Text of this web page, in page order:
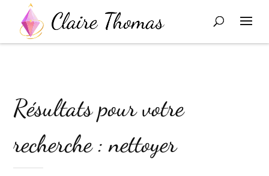
Résultats pour votre
recherche : nettoyer